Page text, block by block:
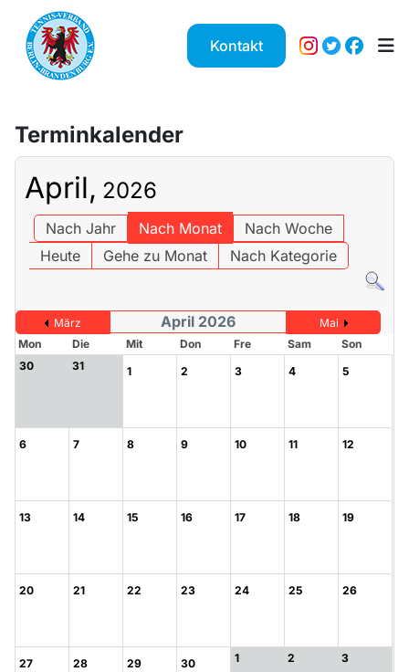
Kontakt
Terminkalender
April, 2026
Nach Jahr Nach Monat
Nach Woche
Heute
Gehe zu Monat Nach Kategorie
März April 2026
Mai
Mon
Die Mit Don Fre Sam
Son
30
31 1 2 3 4 5
6 7 8 9 10 11 12
13 14 15 16 17 18 19
20 21 22 23 24 25 26
27 28 29 30 1 2 3